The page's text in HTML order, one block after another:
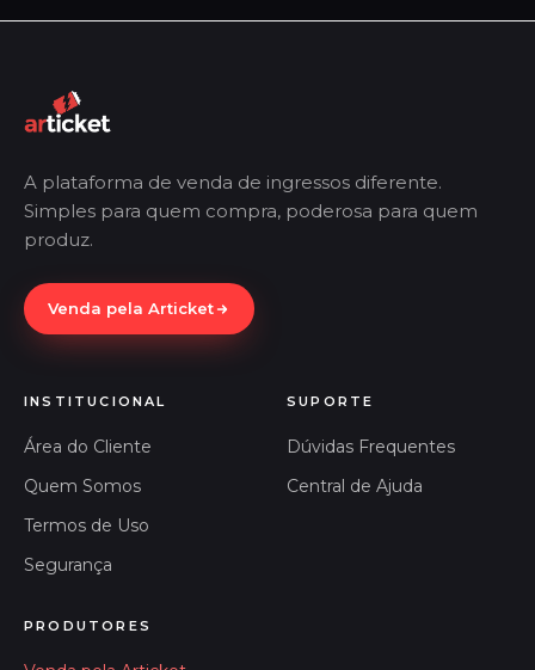
A plataforma de venda de ingressos diferente.
Simples para quem compra, poderosa para quem
produz.
Venda pela Articket
INSTITUCIONAL
Área do Cliente
Quem Somos
Termos de Uso
Segurança
SUPORTE
Dúvidas Frequentes
Central de Ajuda
PRODUTORES